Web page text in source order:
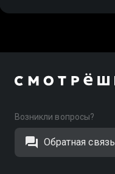
Возникли вопросы?
Обратная связь